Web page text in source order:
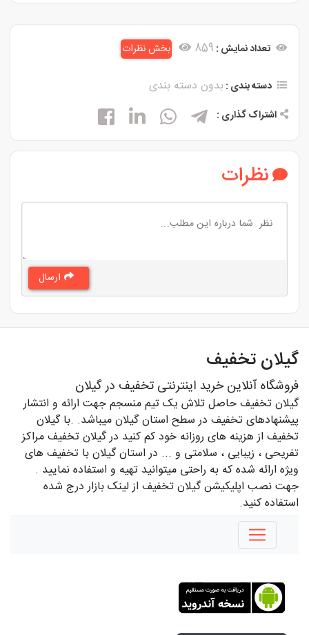
تعداد نمایش : 859 بخش نظرات
دسته بندی :بدون دسته بندی
اشتراک گذاری :
نظرات
ارسال
گیلان تخفیف
فروشگاه آنلاین خرید اینترنتی تخفیف در گیلان
گیلان تخفیف حاصل تلاش یک تیم منسجم جهت ارائه و انتشار
پیشنهادهای تخفیف در سطح استان گیلان میباشد. .با گیلان
تخفیف از هزینه های روزانه خود کم کنید در گیلان تخفیف مراکز
تفریحی ، زیبایی ، سلامتی و ... در استان گیلان با تخفیف های
ویژه ارائه شده که به راحتی میتوانید تهیه و استفاده نمایید .
جهت نصب اپلیکیشن گیلان تخفیف از لینک بازار درج شده
استفاده کنید.